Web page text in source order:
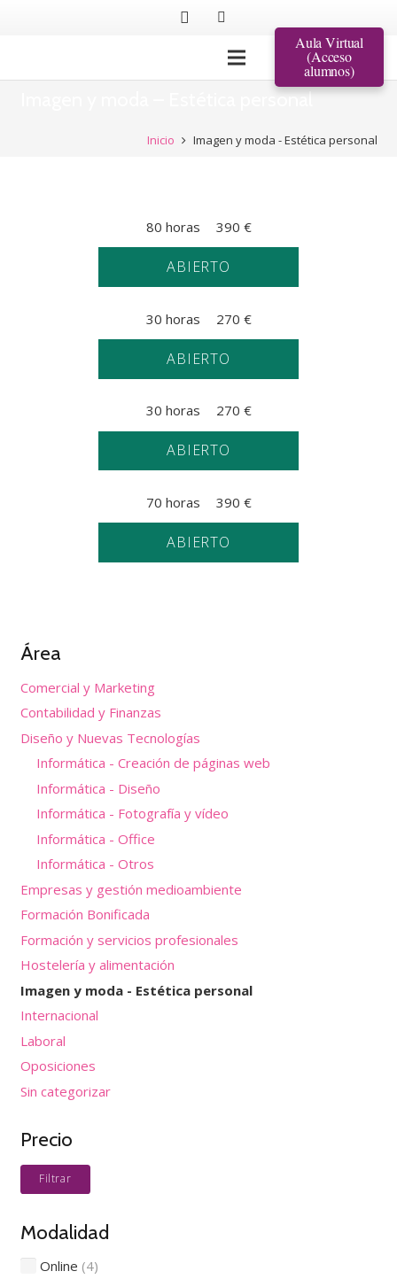
Aula Virtual
(Acceso
alumnos)
Imagen y moda – Estética personal
Inicio Imagen y moda - Estética personal
80 horas 390 €
ABIERTO
30 horas 270 €
ABIERTO
30 horas 270 €
ABIERTO
70 horas 390 €
ABIERTO
Área
Comercial y Marketing
Contabilidad y Finanzas
Diseño y Nuevas Tecnologías
Informática - Creación de páginas web
Informática - Diseño
Informática - Fotografía y vídeo
Informática - Office
Informática - Otros
Empresas y gestión medioambiente
Formación Bonificada
Formación y servicios profesionales
Hostelería y alimentación
Imagen y moda - Estética personal
Internacional
Laboral
Oposiciones
Sin categorizar
Precio
Filtrar
Modalidad
Online (4)